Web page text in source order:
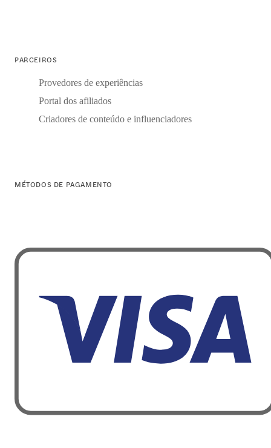
PARCEIROS
Provedores de experiências
Portal dos afiliados
Criadores de conteúdo e influenciadores
MÉTODOS DE PAGAMENTO